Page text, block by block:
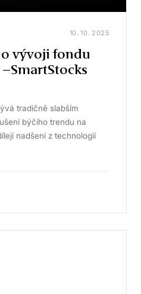
10. 10. 2025
vývoji fondu
tradičně slabším
býčího trendu na
nadšení z technologií